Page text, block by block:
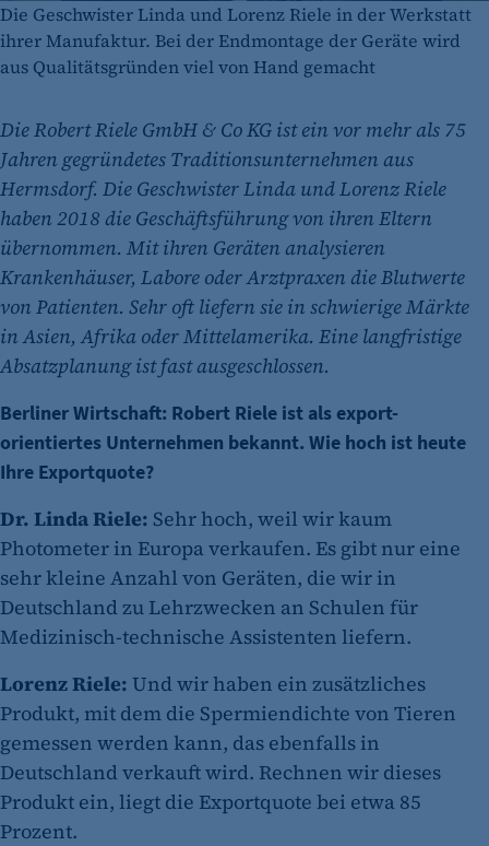
Die Geschwister Linda und Lorenz Riele in der Werkstatt
ihrer Manufaktur. Bei der Endmontage der Geräte wird
aus Qualitätsgründen viel von Hand gemacht
Die Robert Riele GmbH & Co KG ist ein vor mehr als 75
Jahren gegründetes Traditionsunternehmen aus
Hermsdorf. Die Geschwister Linda und Lorenz Riele
haben 2018 die Geschäftsführung von ihren Eltern
übernommen. Mit ihren Geräten analysieren
Krankenhäuser, Labore oder Arztpraxen die Blutwerte
von Patienten. Sehr oft liefern sie in schwierige Märkte
in Asien, Afrika oder Mittelamerika. Eine langfristige
Absatzplanung ist fast ausgeschlossen.
Berliner Wirtschaft: Robert Riele ist als export-
orientiertes Unternehmen bekannt. Wie hoch ist heute
Ihre Exportquote?
Dr. Linda Riele: Sehr hoch, weil wir kaum
Photometer in Europa verkaufen. Es gibt nur eine
sehr kleine Anzahl von Geräten, die wir in
Deutschland zu Lehrzwecken an Schulen für
Medizinisch-technische Assistenten liefern.
Lorenz Riele: Und wir haben ein zusätzliches
Produkt, mit dem die Spermiendichte von Tieren
gemessen werden kann, das ebenfalls in
Deutschland verkauft wird. Rechnen wir dieses
Produkt ein, liegt die Exportquote bei etwa 85
Prozent.